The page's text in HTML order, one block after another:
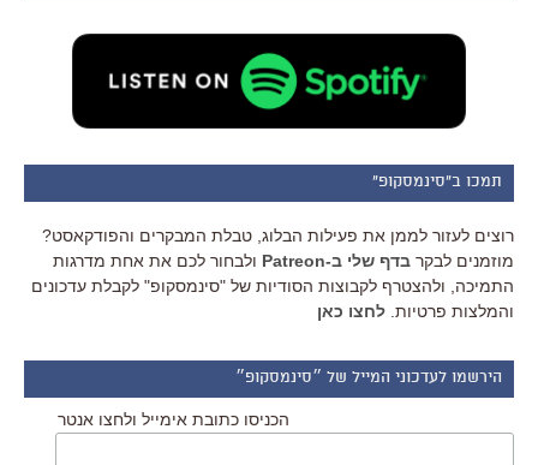
תמכו ב"סינמסקופ"
רוצים לעזור לממן את פעילות הבלוג, טבלת המבקרים והפודקאסט?
מוזמנים לבקר בדף שלי ב-Patreon
ולבחור לכם את אחת מדרגות
התמיכה, ולהצטרף לקבוצות הסודיות של "סינמסקופ" לקבלת עדכונים
והמלצות פרטיות. לחצו כאן
הירשמו לעדכוני המייל של ״סינמסקופ״
הכניסו כתובת אימייל ולחצו אנטר